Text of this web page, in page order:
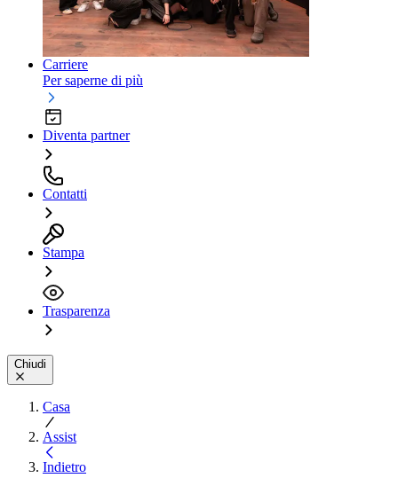
Carriere
Per saperne di più
Diventa partner
Contatti
Stampa
Trasparenza
Chiudi
Casa
Assist
Indietro